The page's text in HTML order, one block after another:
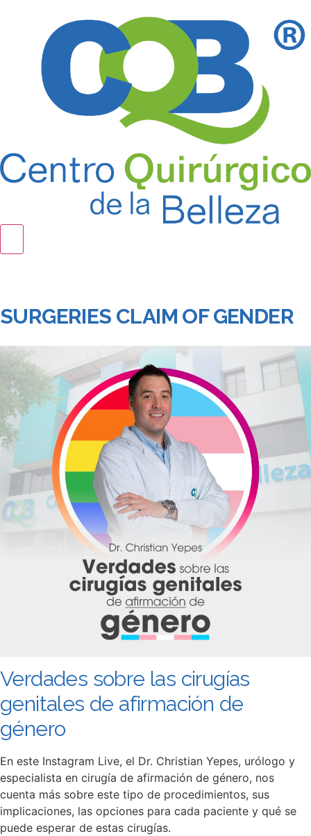
SURGERIES CLAIM OF GENDER
Verdades sobre las cirugías
genitales de afirmación de
género
En este Instagram Live, el Dr. Christian Yepes, urólogo y
especialista en cirugía de afirmación de género, nos
cuenta más sobre este tipo de procedimientos, sus
implicaciones, las opciones para cada paciente y qué se
puede esperar de estas cirugías.